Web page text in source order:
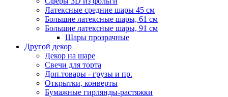
Латексные средние шары 45 см
Большие латексные шары, 61 см
Большие латексные шары, 91 см
Шары прозрачные
Другой декор
Декор на шаре
Свечи для торта
Доп.товары - грузы и пр.
Открытки, конверты
Бумажные гирлянды-растяжки